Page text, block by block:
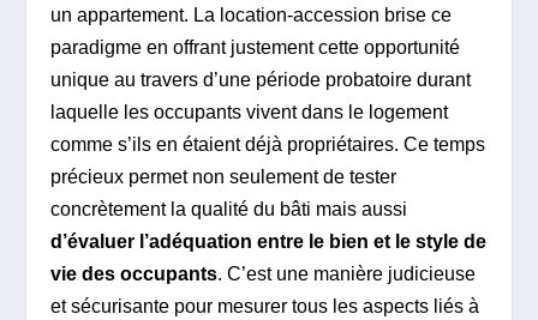
un appartement. La location-accession brise ce
paradigme en offrant justement cette opportunité
unique au travers d’une période probatoire durant
laquelle les occupants vivent dans le logement
comme s’ils en étaient déjà propriétaires. Ce temps
précieux permet non seulement de tester
concrètement la qualité du bâti mais aussi
d’évaluer l’adéquation entre le bien et le style de
vie des occupants. C’est une manière judicieuse
et sécurisante pour mesurer tous les aspects liés à